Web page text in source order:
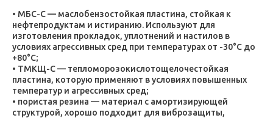
МБС-С — маслобензостойкая пластина, стойкая к
нефтепродуктам и истиранию. Используют для
изготовления прокладок, уплотнений и настилов в
условиях агрессивных сред при температурах от -30°C до
+80°C;
ТМКЩ-С — тепломорозокислотощелочестойкая
пластина, которую применяют в условиях повышенных
температур и агрессивных сред;
пористая резина — материал с амортизирующей
структурой, хорошо подходит для виброзащиты,